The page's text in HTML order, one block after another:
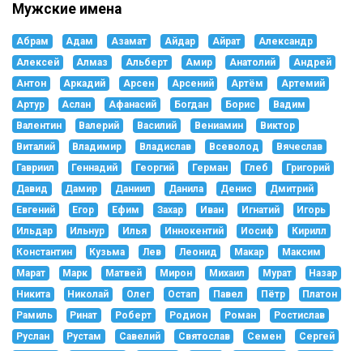
Мужские имена
Абрам Адам Азамат Айдар Айрат
Александр
Алексей
Алмаз Альберт Амир Анатолий
Андрей
Антон
Аркадий Арсен Арсений Артём
Артемий
Артур
Аслан Афанасий Богдан Борис
Вадим
Валентин
Валерий Василий Вениамин
Виктор
Виталий
Владимир Владислав Всеволод
Вячеслав
Гавриил
Геннадий Георгий Герман Глеб
Григорий
Давид
Дамир Даниил Данила Денис
Дмитрий
Евгений
Егор Ефим Захар Иван Игнатий
Игорь
Ильдар
Ильнур Илья Иннокентий Иосиф
Кирилл
Константин
Кузьма Лев Леонид Макар
Максим
Марат
Марк Матвей Мирон Михаил Мурат
Назар
Никита
Николай Олег Остап Павел Пётр
Платон
Рамиль
Ринат Роберт Родион Роман
Ростислав
Руслан
Рустам Савелий Святослав Семен
Сергей